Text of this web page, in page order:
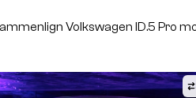
Volkswagen ID.5 Pro